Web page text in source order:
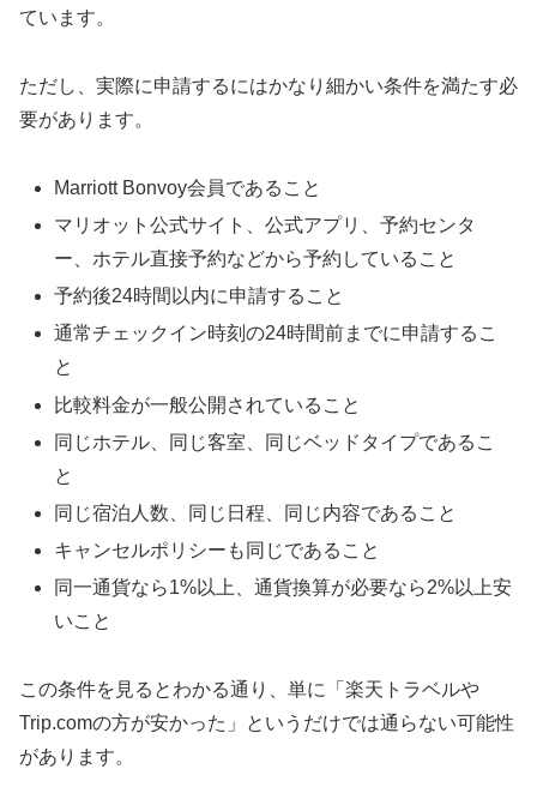
ています。
ただし、実際に申請するにはかなり細かい条件を満たす必
要があります。
Marriott Bonvoy会員であること
マリオット公式サイト、公式アプリ、予約センタ
ー、ホテル直接予約などから予約していること
予約後24時間以内に申請すること
通常チェックイン時刻の24時間前までに申請するこ
と
比較料金が一般公開されていること
同じホテル、同じ客室、同じベッドタイプであるこ
と
同じ宿泊人数、同じ日程、同じ内容であること
キャンセルポリシーも同じであること
同一通貨なら1%以上、通貨換算が必要なら2%以上安
いこと
この条件を見るとわかる通り、単に「楽天トラベルや
Trip.comの方が安かった」というだけでは通らない可能性
があります。